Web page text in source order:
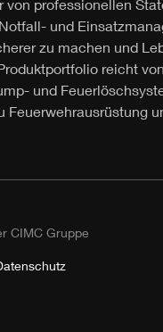
von professionellen
und
zu machen und
reicht
und
CIMC Gruppe